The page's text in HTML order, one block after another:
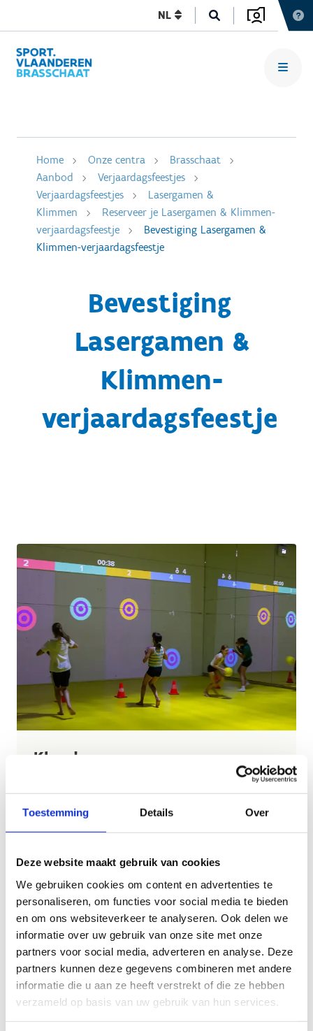
Toestemming Details Over
Deze website maakt gebruik van cookies
We gebruiken cookies om content en advertenties te
personaliseren, om functies voor social media te bieden
en om ons websiteverkeer te analyseren. Ook delen we
informatie over uw gebruik van onze site met onze
partners voor social media, adverteren en analyse. Deze
partners kunnen deze gegevens combineren met andere
informatie die u aan ze heeft verstrekt of die ze hebben
verzameld op basis van uw gebruik van hun services.
NL
Home Onze centra
Brasschaat
Aanbod
Verjaardagsfeestjes
Verjaardagsfeestjes
Lasergamen &
Klimmen
Reserveer je Lasergamen & Klimmen-
verjaardagsfeestje
Bevestiging Lasergamen &
Klimmen-verjaardagsfeestje
Bevestiging
Lasergamen &
Klimmen-
verjaardagsfeestje
Klaar!
Supertof dat je je verjaardag bij ons komt vieren.
ongetwijfeld ook, niet? We bekijken asap op welke
voorkeursdatum we jullie kunnen ontvangen. We
Geen mailtje gehad? Neem contact op met
activiteiten.brasschaat@sport.vlaanderen.
De betaling van je verjaardagsmaaltijd gebeurt ter
plekke in de cafetaria en zal je dus niet op je
betaalverzoek vinden.
Heb je toch nog een vraag? Aarzel niet om ons te
Tot dan!